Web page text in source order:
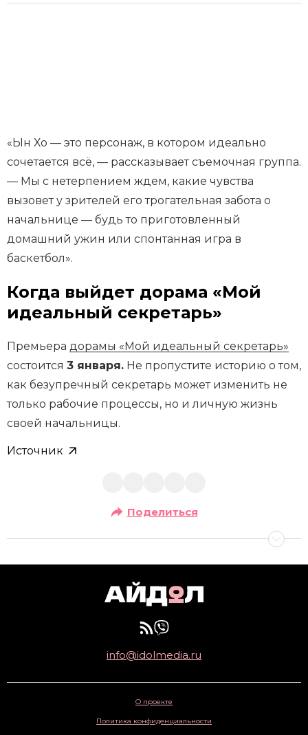
«Ын Хо — это персонаж, в котором идеально
сочетается всё, — рассказывает съемочная группа.
— Мы с нетерпением ждем, какие чувства
вызовет у зрителей его трогательная забота о
начальнице — будь то приготовленный
домашний ужин или спонтанная игра в
баскетбол».
Когда выйдет дорама «Мой
идеальный секретарь»
Премьера дорамы «Мой идеальный секретарь»
состоится 3 января. Не пропустите историю о том,
как безупречный секретарь может изменить не
только рабочие процессы, но и личную жизнь
своей начальницы.
Источник
Поделиться
info@idolmedia.ru
О проекте
Политика конфиденциальности